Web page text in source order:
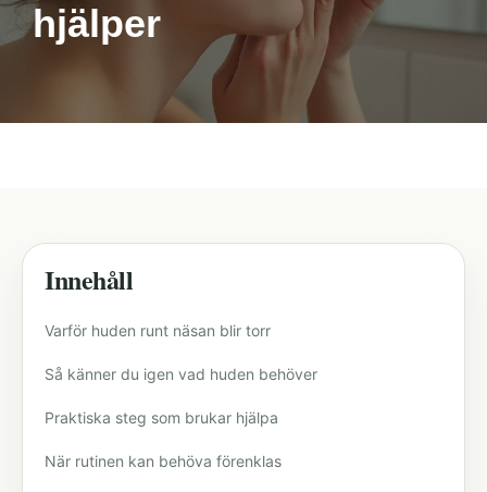
hjälper
Innehåll
Varför huden runt näsan blir torr
Så känner du igen vad huden behöver
Praktiska steg som brukar hjälpa
När rutinen kan behöva förenklas